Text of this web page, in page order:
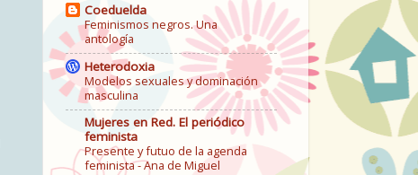
Coeduelda
Feminismos negros. Una
antología
Heterodoxia
Modelos sexuales y dominación
masculina
Mujeres en Red. El periódico
feminista
Presente y futuo de la agenda
feminista - Ana de Miguel